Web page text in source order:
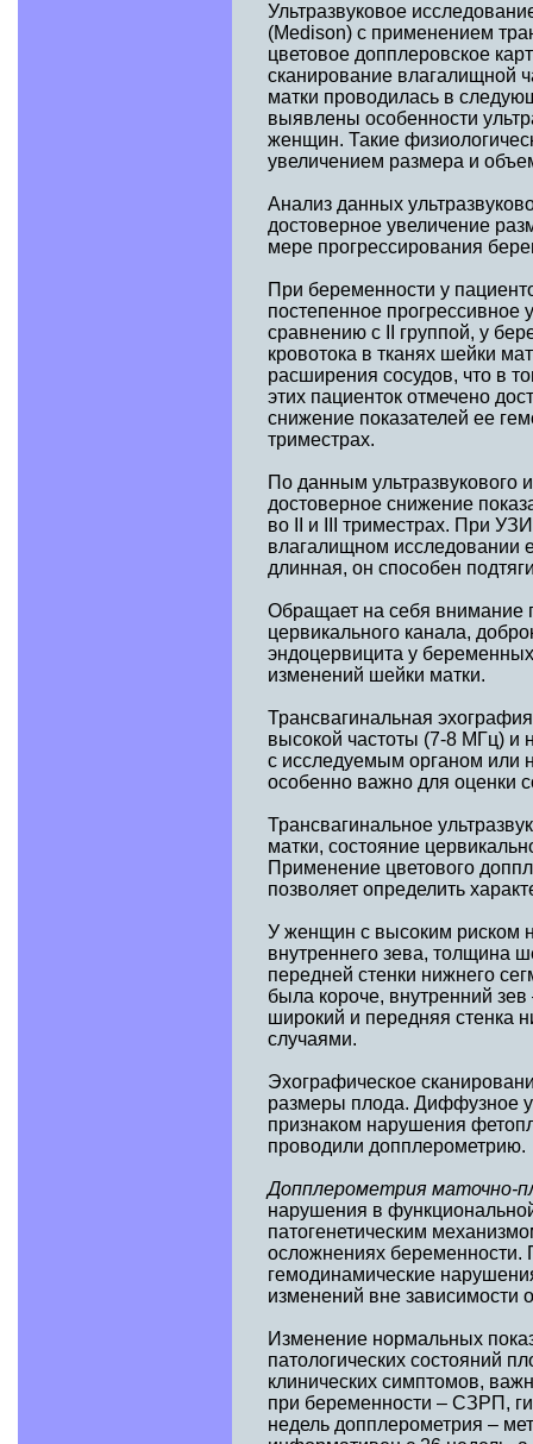
Ультразвуковое
(Medison) с применением
цветовое допплеровское
сканирование влагалищной
матки проводилась в
выявлены особенности
женщин. Такие
увеличением размера и
Анализ данных
достоверное увеличение
мере прогрессирования
При беременности у
постепенное
сравнению с II группой, у
кровотока в тканях шейки
расширения сосудов, что в
этих пациенток отмечено
снижение показателей ее
триместрах.
По данным ультразвукового
достоверное снижение
во II и III триместрах. При
влагалищном исследовании
длинная, он способен
Обращает на себя внимание
цервикального канала,
эндоцервицита у
изменений шейки матки.
Трансвагинальная
высокой частоты (7-8 МГц) и
с исследуемым органом или
особенно важно для оценки
Трансвагинальное
матки, состояние
Применение цветового
позволяет определить
У женщин с высоким риском
внутреннего зева, толщина
передней стенки нижнего
была короче, внутренний
широкий и передняя стенка
случаями.
Эхографическое
размеры плода. Диффузное
признаком нарушения
проводили допплерометрию.
Допплерометрия маточно-
нарушения в
патогенетическим
осложнениях
гемодинамические
изменений вне зависимости
Изменение нормальных
патологических состояний
клинических симптомов,
при беременности – СЗРП,
недель допплерометрия –